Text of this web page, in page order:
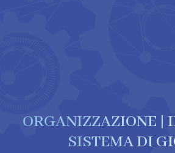
ORGANIZZAZIONE |
SISTEMA DI